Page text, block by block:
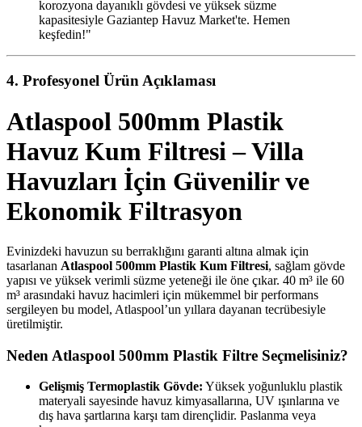
korozyona dayanıklı gövdesi ve yüksek süzme
kapasitesiyle Gaziantep Havuz Market'te. Hemen
keşfedin!"
4. Profesyonel Ürün Açıklaması
Atlaspool 500mm Plastik
Havuz Kum Filtresi – Villa
Havuzları İçin Güvenilir ve
Ekonomik Filtrasyon
Evinizdeki havuzun su berraklığını garanti altına almak için
tasarlanan Atlaspool 500mm Plastik Kum Filtresi, sağlam gövde
yapısı ve yüksek verimli süzme yeteneği ile öne çıkar. 40 m³ ile 60
m³ arasındaki havuz hacimleri için mükemmel bir performans
sergileyen bu model, Atlaspool’un yıllara dayanan tecrübesiyle
üretilmiştir.
Neden Atlaspool 500mm Plastik Filtre Seçmelisiniz?
Gelişmiş Termoplastik Gövde: Yüksek yoğunluklu plastik
materyali sayesinde havuz kimyasallarına, UV ışınlarına ve
dış hava şartlarına karşı tam dirençlidir. Paslanma veya